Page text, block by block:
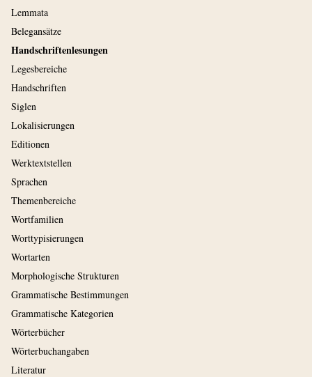
Lemmata
Belegansätze
Handschriftenlesungen
Legesbereiche
Handschriften
Siglen
Lokalisierungen
Editionen
Werktextstellen
Sprachen
Themenbereiche
Wortfamilien
Worttypisierungen
Wortarten
Morphologische Strukturen
Grammatische Bestimmungen
Grammatische Kategorien
Wörterbücher
Wörterbuchangaben
Literatur